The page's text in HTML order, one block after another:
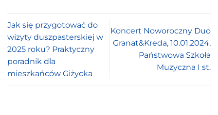
Jak się przygotować do
wizyty duszpasterskiej w
2025 roku? Praktyczny
poradnik dla
mieszkańców Giżycka
Koncert Noworoczny Duo
Granat&Kreda, 10.01.2024,
Państwowa Szkoła
Muzyczna I st.